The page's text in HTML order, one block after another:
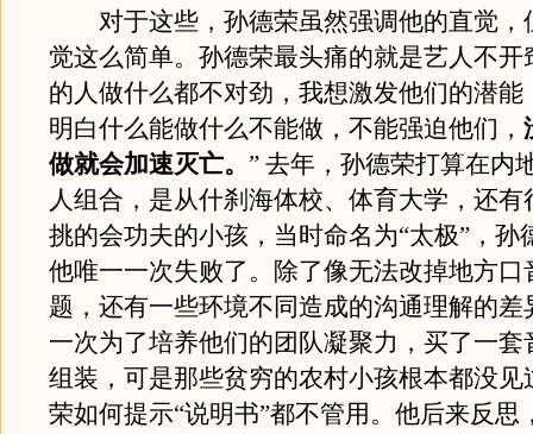
对于这些，孙德荣虽然强调他的直觉，
觉这么简单。孙德荣最头痛的就是艺人不开
的人做什么都不对劲，我想激发他们的潜能
明白什么能做什么不能做，不能强迫他们，
做就会加速灭亡。 ” 去年，孙德荣打算在内
人组合，是从什刹海体校、体育大学，还有
挑的会功夫的小孩，当时命名为“太极”，孙
他唯一一次失败了。除了像无法改掉地方口
题，还有一些环境不同造成的沟通理解的差
一次为了培养他们的团队凝聚力，买了一套
组装，可是那些贫穷的农村小孩根本都没见
荣如何提示“说明书”都不管用。他后来反思